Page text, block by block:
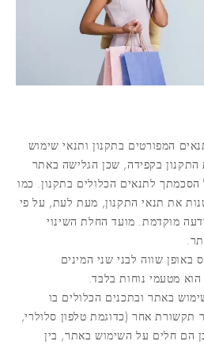
המפורטים בתקנון ותנאי שימוש
בקפידה, שכן הגלישה באתר
הסכמתך לתנאים הכלולים בתקנון. כמו
את תנאי התקנון, מעת לעת, על פי
מוקדמת. מועד החלת השינוי
באופן שווה לבני שני המינים
מטעמי נוחות בלבד.
באתר ובתכנים הכלולים בו
אחר (כדוגמת טלפון סלולרי,
הם חלים על השימוש באתר, בין